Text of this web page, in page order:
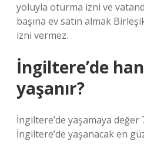
yoluyla oturma izni ve
başına ev satın almak
izni vermez.
İngiltere’de
yaşanır?
İngiltere’de yaşamaya değer
İngiltere’de yaşanacak en